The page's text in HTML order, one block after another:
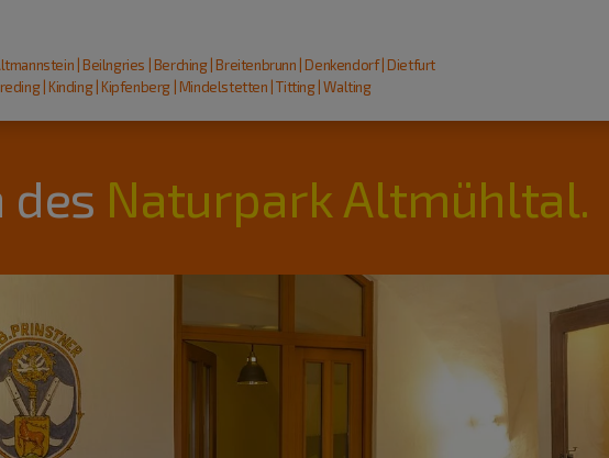
| Beilngries | Berching | Breitenbrunn | Denkendorf | Dietfurt
| Kinding | Kipfenberg | Mindelstetten | Titting | Walting
des Naturpark Altmühltal.